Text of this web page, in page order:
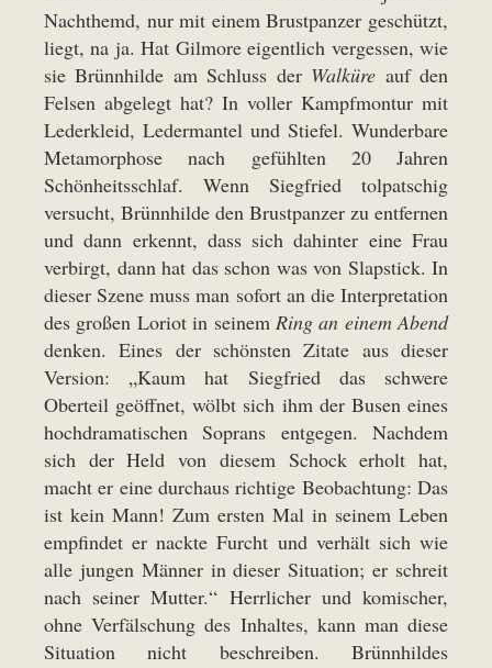
Nachthemd, nur mit einem Brustpanzer geschützt,
liegt, na ja. Hat Gilmore eigentlich vergessen, wie
sie Brünnhilde am Schluss der Walküre auf den
Felsen abgelegt hat? In voller Kampfmontur mit
Lederkleid, Ledermantel und Stiefel. Wunderbare
Metamorphose nach gefühlten 20 Jahren
Schönheitsschlaf. Wenn Siegfried tolpatschig
versucht, Brünnhilde den Brustpanzer zu entfernen
und dann erkennt, dass sich dahinter eine Frau
verbirgt, dann hat das schon was von Slapstick. In
dieser Szene muss man sofort an die Interpretation
des großen Loriot in seinem Ring an einem Abend
denken. Eines der schönsten Zitate aus dieser
Version: „Kaum hat Siegfried das schwere
Oberteil geöffnet, wölbt sich ihm der Busen eines
hochdramatischen Soprans entgegen. Nachdem
sich der Held von diesem Schock erholt hat,
macht er eine durchaus richtige Beobachtung: Das
ist kein Mann! Zum ersten Mal in seinem Leben
empfindet er nackte Furcht und verhält sich wie
alle jungen Männer in dieser Situation; er schreit
nach seiner Mutter.“ Herrlicher und komischer,
ohne Verfälschung des Inhaltes, kann man diese
Situation nicht beschreiben. Brünnhildes